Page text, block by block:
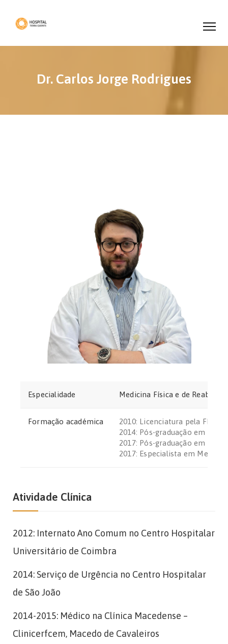
Dr. Carlos Jorge Rodrigues
Especialidade Medicina Física e de
Formação académica
2010: Licenciatura pela FMUP
2014: Pós-graduação em
2017: Pós-graduação em
2017: Especialista em
Atividade Clínica
2012: Internato Ano Comum no Centro Hospitalar
Universitário de Coimbra
2014: Serviço de Urgência no Centro Hospitalar
de São João
2014-2015: Médico na Clínica Macedense –
Clinicerfcem, Macedo de Cavaleiros